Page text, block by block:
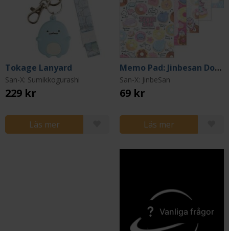
Tokage Lanyard
San-X: Sumikkogurashi
229 kr
Läs mer
Memo Pad: Jinbesan Donut Island
San-X: JinbeSan
69 kr
Läs mer
Vanliga frågor